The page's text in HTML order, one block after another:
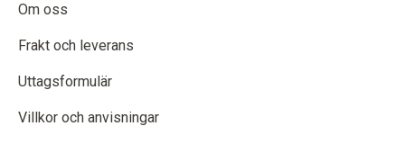
Om oss
Frakt och leverans
Uttagsformulär
Villkor och anvisningar